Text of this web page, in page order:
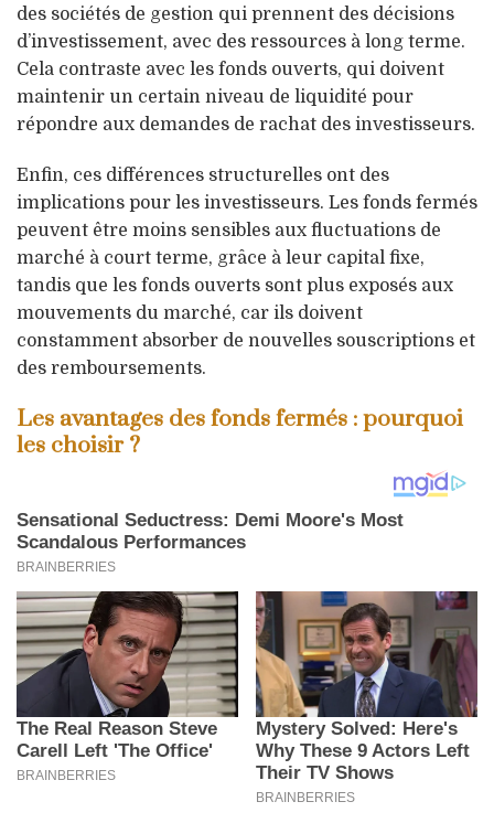
des sociétés de gestion qui prennent des décisions
d’investissement, avec des ressources à long terme.
Cela contraste avec les fonds ouverts, qui doivent
maintenir un certain niveau de liquidité pour
répondre aux demandes de rachat des investisseurs.
Enfin, ces différences structurelles ont des
implications pour les investisseurs. Les fonds fermés
peuvent être moins sensibles aux fluctuations de
marché à court terme, grâce à leur capital fixe,
tandis que les fonds ouverts sont plus exposés aux
mouvements du marché, car ils doivent
constamment absorber de nouvelles souscriptions et
des remboursements.
Les avantages des fonds fermés : pourquoi
les choisir ?